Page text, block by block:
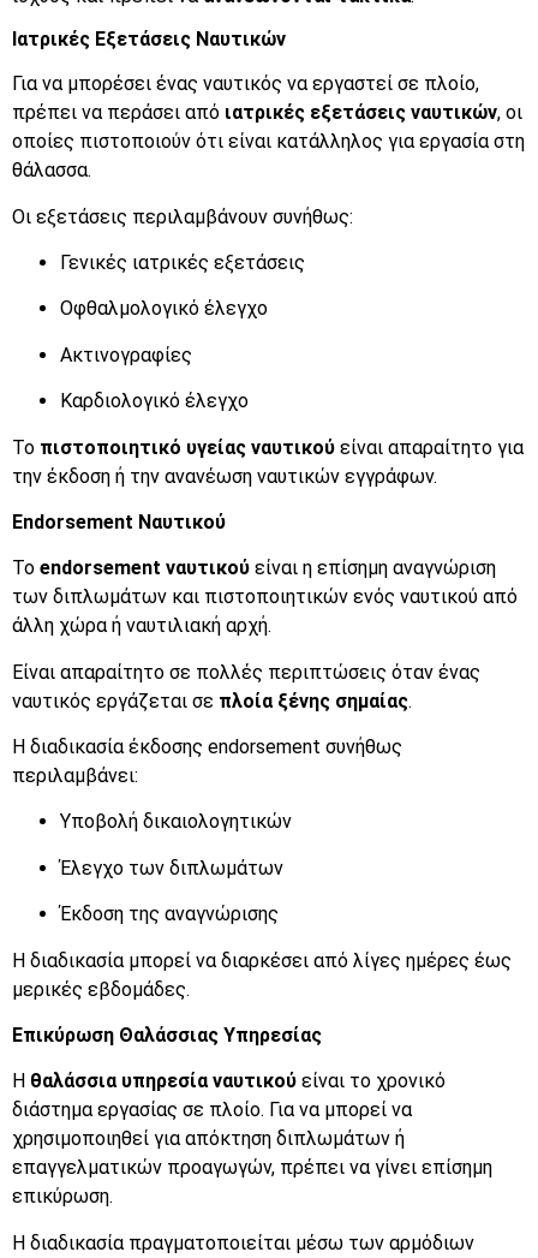
Ιατρικές Εξετάσεις Ναυτικών
Για να μπορέσει ένας ναυτικός να εργαστεί σε πλοίο,
πρέπει να περάσει από ιατρικές εξετάσεις ναυτικών, οι
οποίες πιστοποιούν ότι είναι κατάλληλος για εργασία στη
θάλασσα.
Οι εξετάσεις περιλαμβάνουν συνήθως:
Γενικές ιατρικές εξετάσεις
Οφθαλμολογικό έλεγχο
Ακτινογραφίες
Καρδιολογικό έλεγχο
Το πιστοποιητικό υγείας ναυτικού είναι απαραίτητο για
την έκδοση ή την ανανέωση ναυτικών εγγράφων.
Endorsement Ναυτικού
Το endorsement ναυτικού είναι η επίσημη αναγνώριση
των διπλωμάτων και πιστοποιητικών ενός ναυτικού από
άλλη χώρα ή ναυτιλιακή αρχή.
Είναι απαραίτητο σε πολλές περιπτώσεις όταν ένας
ναυτικός εργάζεται σε πλοία ξένης σημαίας.
Η διαδικασία έκδοσης endorsement συνήθως
περιλαμβάνει:
Υποβολή δικαιολογητικών
Έλεγχο των διπλωμάτων
Έκδοση της αναγνώρισης
Η διαδικασία μπορεί να διαρκέσει από λίγες ημέρες έως
μερικές εβδομάδες.
Επικύρωση Θαλάσσιας Υπηρεσίας
Η θαλάσσια υπηρεσία ναυτικού είναι το χρονικό
διάστημα εργασίας σε πλοίο. Για να μπορεί να
χρησιμοποιηθεί για απόκτηση διπλωμάτων ή
επαγγελματικών προαγωγών, πρέπει να γίνει επίσημη
επικύρωση.
Η διαδικασία πραγματοποιείται μέσω των αρμόδιων